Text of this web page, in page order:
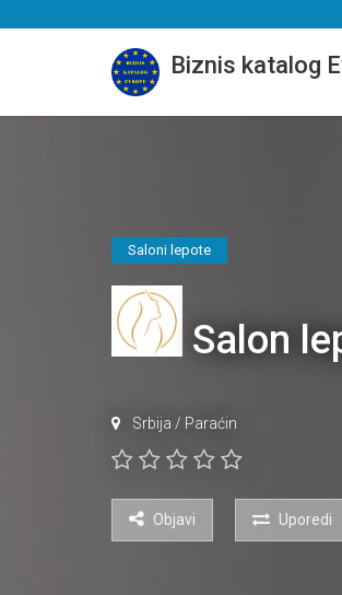
Biznis katalog
Saloni lepote
Salon
Srbija / Paraćin
Objavi Uporedi